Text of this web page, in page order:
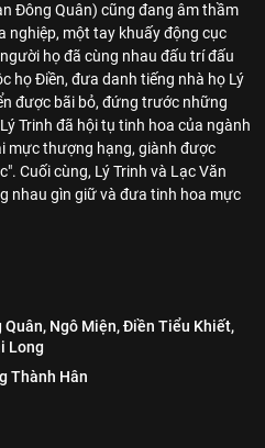
Đông Quân) cũng đang âm thầm
nghiệp, một tay khuấy động cục
họ đã cùng nhau đấu trí đấu
họ Điền, đưa danh tiếng nhà họ Lý
được bãi bỏ, đứng trước những
Trinh đã hội tụ tinh hoa của ngành
mực thượng hạng, giành được
Cuối cùng, Lý Trinh và Lạc Văn
nhau gìn giữ và đưa tinh hoa mực
Quân, Ngô Miện,Điền Tiểu Khiết,
Long
Thành Hân